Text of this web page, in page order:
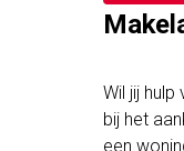
Wil jij
bij het
een